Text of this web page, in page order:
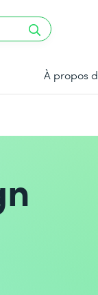
À propos